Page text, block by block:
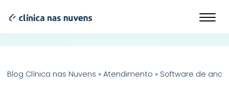
Blog Clínica nas Nuvens »Atendimento » Software de